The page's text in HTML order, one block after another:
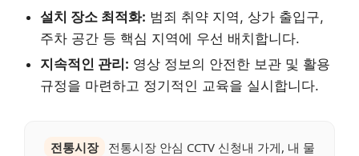
설치 장소 최적화: 범죄 취약 지역, 상가 출입구,
주차 공간 등 핵심 지역에 우선 배치합니다.
지속적인 관리: 영상 정보의 안전한 보관 및 활용
규정을 마련하고 정기적인 교육을 실시합니다.
전통시장
전통시장 안심 CCTV 신청내 가게, 내 물